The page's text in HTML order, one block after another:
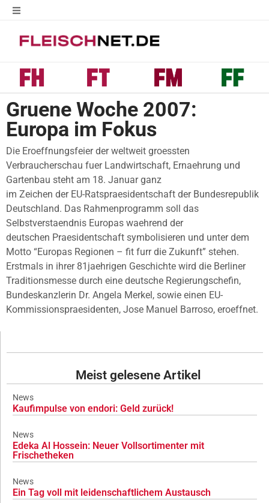
Gruene Woche 2007:
Europa im Fokus
Die Eroeffnungsfeier der weltweit groessten
Verbraucherschau fuer Landwirtschaft, Ernaehrung und
Gartenbau steht am 18. Januar ganz
im Zeichen der EU-Ratspraesidentschaft der Bundesrepublik
Deutschland. Das Rahmenprogramm soll das
Selbstverstaendnis Europas waehrend der
deutschen Praesidentschaft symbolisieren und unter dem
Motto “Europas Regionen – fit furr die Zukunft” stehen.
Erstmals in ihrer 81jaehrigen Geschichte wird die Berliner
Traditionsmesse durch eine deutsche Regierungschefin,
Bundeskanzlerin Dr. Angela Merkel, sowie einen EU-
Kommissionspraesidenten, Jose Manuel Barroso, eroeffnet.
Meist gelesene Artikel
News
Kaufimpulse von endori: Geld zurück!
News
Edeka Al Hossein: Neuer Vollsortimenter mit
Frischetheken
News
Ein Tag voll mit leidenschaftlichem Austausch